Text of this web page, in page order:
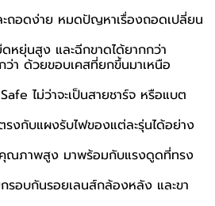
อดง่าย หมดปัญหาเรื่องถอดเปลี่ยน
หยุ่นสูง และฉีกขาดได้ยากกว่า
า ด้วยขอบเคสที่ยกขึ้นมาเหนือ
ไม่ว่าจะเป็นสายชาร์จ หรือแบต
งกับแผงรับไฟของแต่ละรุ่นได้อย่าง
ณภาพสูง มาพร้อมกับแรงดูดที่ทรง
รอบกันรอยเลนส์กล้องหลัง และขา